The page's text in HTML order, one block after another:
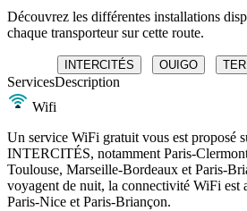
Découvrez les différentes installations
chaque transporteur sur cette route.
INTERCITÉS OUIGO TER
ServicesDescription
Wifi
Un service WiFi gratuit vous est proposé
INTERCITÉS, notamment Paris-
Toulouse, Marseille-Bordeaux et Paris-
voyagent de nuit, la connectivité WiFi est
Paris-Nice et Paris-Briançon.